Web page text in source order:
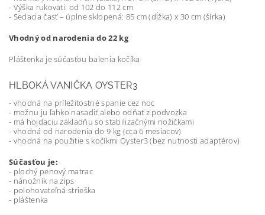
- Výška rukoväti: od 102 do 112 cm
- Sedacia časť – úplne sklopená: 85 cm (dĺžka) x 30 cm (šírka)
Vhodný od narodenia do 22 kg
Pláštenka je súčasťou balenia kočíka
HLBOKÁ VANIČKA OYSTER3
- vhodná na príležitostné spanie cez noc
- možnu ju ľahko nasadiť alebo odňať z podvozka
- má hojdaciu základňu so stabilizačnými nožičkami
- vhodná od narodenia do 9 kg (cca 6 mesiacov)
- vhodná na použitie s kočíkmi Oyster3 (bez nutnosti adaptérov)
Súčasťou je:
- plochý penový matrac
- nánožník na zips
- polohovateľná strieška
- pláštenka